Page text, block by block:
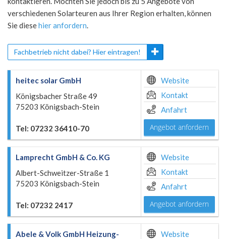
verschiedenen Solarteuren aus Ihrer Region erhalten, können
Sie diesehier anfordern.
Fachbetrieb nicht dabei? Hier eintragen!
heitec solar GmbH
Königsbacher Straße 49
75203 Königsbach-Stein
Tel: 07232 36410-70
Website
Kontakt
Anfahrt
Angebot anfordern
Lamprecht GmbH & Co. KG
Albert-Schweitzer-Straße 1
75203 Königsbach-Stein
Tel: 07232 2417
Website
Kontakt
Anfahrt
Angebot anfordern
Abele & Volk GmbH Heizung-
Website